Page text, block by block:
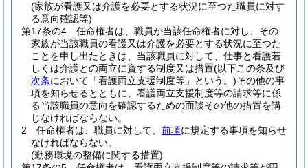
(家族が看護又は介護を必要とする状況に至つた職員に対す
る意向確認等)
第17条の4
任命権者は、職員が当該任命権者に対し、その
家族が当該職員の看護又は介護を必要とする状況に至つた
ことを申し出たときは、当該職員に対して、仕事と看護若
しくは介護との両立に資する制度又は措置(以下この条及び
次条において「看護両立支援制度等」という。)その他の事
項を知らせるとともに、看護両立支援制度等の請求等に係
る当該職員の意向を確認するための面談その他の措置を講
じなければならない。
2
任命権者は、職員に対して、 前項に規定する事項を知らせ
なければならない。
(勤務環境の整備に関する措置)